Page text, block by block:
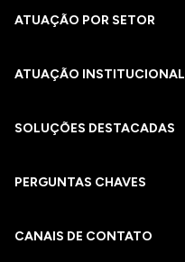
ATUAÇÃO POR SETOR
ATUAÇÃO INSTITUCIONAL
SOLUÇÕES DESTACADAS
PERGUNTAS CHAVES​
CANAIS DE CONTATO